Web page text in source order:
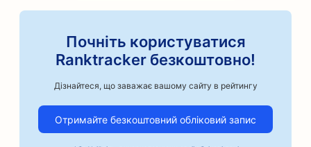
SEO для магазинів автозапчастин
SEO для автомобільного бізнесу
Почніть користуватися
Ranktracker безкоштовно!
Дізнайтеся, що заважає вашому сайту в рейтингу
Отримайте безкоштовний обліковий запис